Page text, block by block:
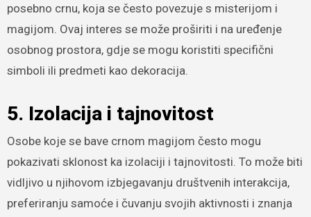
posebno crnu, koja se često povezuje s misterijom i
magijom. Ovaj interes se može proširiti i na uređenje
osobnog prostora, gdje se mogu koristiti specifični
simboli ili predmeti kao dekoracija.
5. Izolacija i tajnovitost
Osobe koje se bave crnom magijom često mogu
pokazivati sklonost ka izolaciji i tajnovitosti. To može biti
vidljivo u njihovom izbjegavanju društvenih interakcija,
preferiranju samoće i čuvanju svojih aktivnosti i znanja